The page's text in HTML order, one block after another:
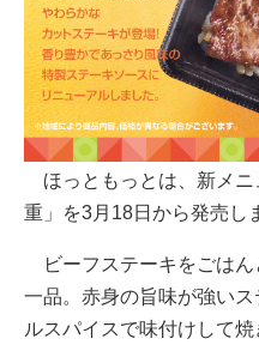
ほっともっとは、新メニ
重」を3月18日から発売し
ビーフステーキをごはん
一品。赤身の旨味が強い
ルスパイスで味付けして焼